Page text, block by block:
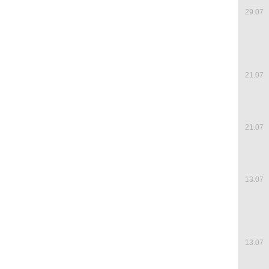
29.07
21.07
21.07
13.07
13.07